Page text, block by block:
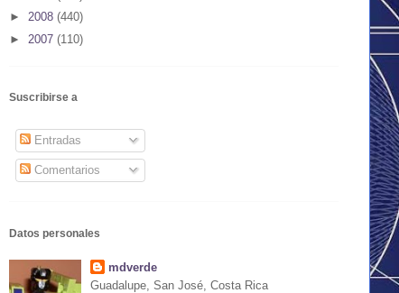
► 2008 (440)
► 2007 (110)
Suscribirse a
Entradas
Comentarios
Datos personales
mdverde
Guadalupe, San José, Costa Rica